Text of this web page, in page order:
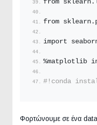
from sklearn.
from sklearn.
import
%matplotlib
#!conda
Φορτώνουμε σε ένα